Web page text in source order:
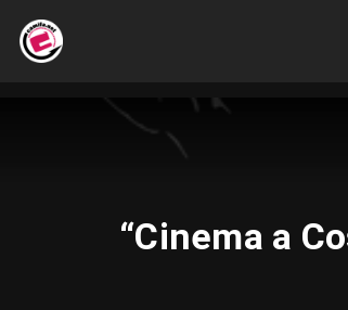
“Cinema a